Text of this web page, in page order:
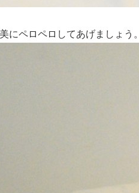
にペロペロしてあげましょう。